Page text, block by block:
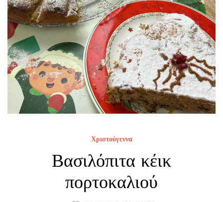
Χριστούγεννα
Βασιλόπιτα κέικ
πορτοκαλιού